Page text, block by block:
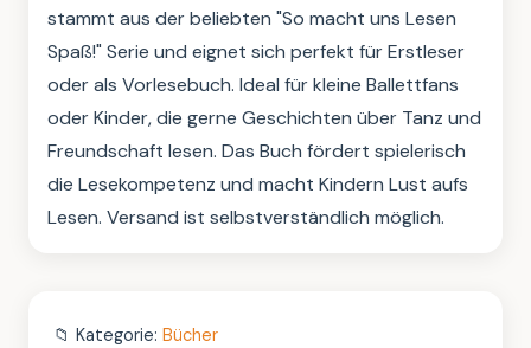
stammt aus der beliebten "So macht uns Lesen
Spaß!" Serie und eignet sich perfekt für Erstleser
oder als Vorlesebuch. Ideal für kleine Ballettfans
oder Kinder, die gerne Geschichten über Tanz und
Freundschaft lesen. Das Buch fördert spielerisch
die Lesekompetenz und macht Kindern Lust aufs
Lesen. Versand ist selbstverständlich möglich.
📁 Kategorie: Bücher